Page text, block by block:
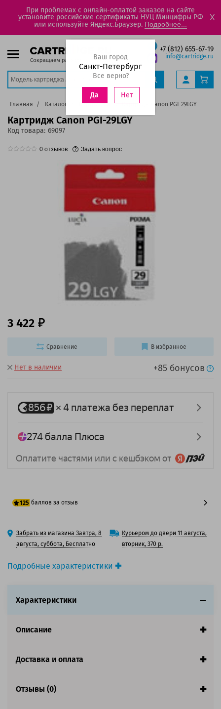
При проблемах с онлайн-оплатой заказов на сайте
установите российские сертификаты НУЦ Минцифры РФ
или используйте Яндекс.Браузер. Подробнее...
X
+7 (812) 655-67-19
info@cartridge.ru
Ваш город
Санкт-Петербург
Все верно?
Да Нет
Главная Каталог Картриджи Картридж Canon PGI-29LGY
Картридж Canon PGI-29LGY
Код товара: 69097
0 отзывов Задать вопрос
Подробные характеристики
Вид товара:Картридж струйный
Ресурс:1320 страниц формата А4 при 5%
Страна:Япония
Нет в наличии +85 бонусов
3 422
125 баллов за отзыв
100 баллов
125 баллов
Забрать из магазина Завтра, 8
августа, суббота, Бесплатно
Курьером до двери 11 августа,
вторник, 370 р.
Сравнение В избранное
Характеристики
Описание
Доставка и оплата
Отзывы (0)